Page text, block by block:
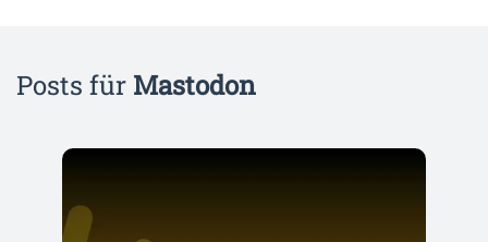
Posts für Mastodon